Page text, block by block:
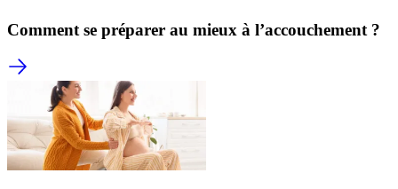
Comment se préparer au mieux à l’accouchement ?